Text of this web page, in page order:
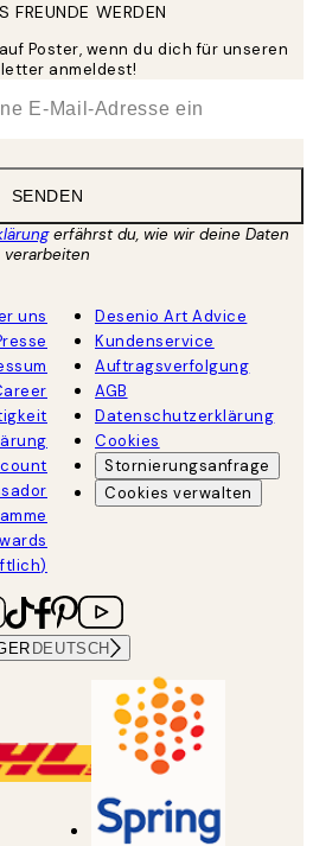
FREUNDE WERDEN
Poster, wenn du dich für unseren
anmeldest!
SENDEN
erfährst du, wie wir deine Daten
verarbeiten
uns
Desenio Art Advice
Kundenservice
Auftragsverfolgung
AGB
Datenschutzerklärung
Cookies
Stornierungsanfrage
Cookies verwalten
DEUTSCH